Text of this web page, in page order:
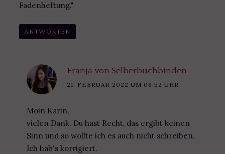
Fadenheftung."
ANTWORTEN
Franja von Selberbuchbinden
21. FEBRUAR 2022 UM 08:52 UHR
Moin Karin,
vielen Dank. Du hast Recht, das ergibt keinen
Sinn und so wollte ich es auch nicht schreiben.
Ich hab's korrigiert.